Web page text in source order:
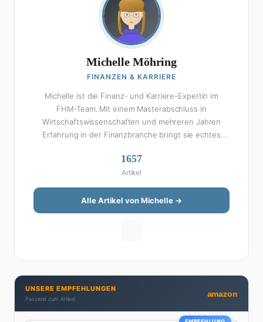
Michelle Möhring
FINANZEN & KARRIERE
Michelle ist die Finanz- und Karriere-Expertin im
FHM-Team. Mit einem Masterabschluss in
Wirtschaftswissenschaften und mehreren Jahren
Erfahrung in der Finanzbranche bringt sie echtes
Michelle klingt Altersvorsorge nicht wie eine
Steuererklärung. Ihre Stärke liegt darin, komplexe
Finanzthemen so aufzubereiten, dass sie jeder
versteht – ohne Fachchinesisch, dafür mit konkreten
Tipps zum Umsetzen. Von ETF-Strategien über
Privatleben unter einen Hut bekommt. Privat ist sie
bekennende Kaffee-Süchtige (3+ Tassen am Tag,
Minimum), Podcast-Hörerin und verbringt ihre
Wochenenden am liebsten in der Natur oder auf dem
1657
Artikel
Alle Artikel von Michelle →
UNSERE EMPFEHLUNGEN
Passend zum Artikel
amazon